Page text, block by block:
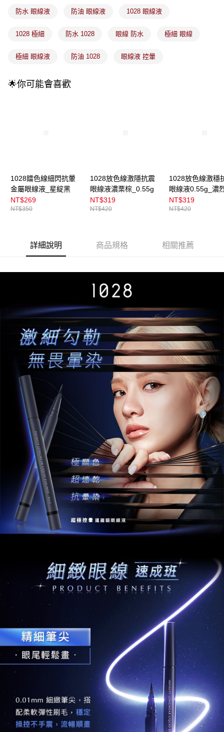
【大哥付你分期使用說明】
1.本服務由台灣大哥大提供，台灣大哥大用戶可立即使用無須另外申請。
流程，驗證手機門號後，選擇欲分期的期數、繳款截止日，確認付款後即完
3.實際核准額度、可分期數及費用金額請依後續交易確認頁面所載為準。
4.訂單成立30分鐘內，如未前往確認交易或遇審核未通過，訂單將自動取
法說明評估內容。
【繳款方式說明】
2.基於同意付款使用「大哥付你分期」之契約關係目的，商店將以您的個人
資料（包含姓名、電話或地址）提供予台灣大哥大進項蒐集、處理及利用，
由本公司與您本人進行分期帳單所需資料之確認、核對及更正。
3.完整用戶服務條款，請詳閱以下連結：
https://oppay.tw/userRule
ATM付款
運送方式
全家取貨付款
付款後全家取貨
宅配
每筆NT$100，滿NT$899(含以上)免運費
防水 眼線液 防油 眼線液 1028 眼線液
1028 極細 防水 1028 眼線 防水 極細 眼線
極細 眼線液 防油 1028 眼線液 控暈
🌟你可能會喜歡
1028鐳色線細閃抗暈
金屬眼線液_星綻黑
NT$269
NT$350
1028放色線激隱抗震
眼線液濃栗棕_0.55g
NT$319
NT$420
1028放色線激穩
眼線液0.55g_濃
NT$319
NT$420
詳細說明 商品規格 相關推薦